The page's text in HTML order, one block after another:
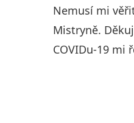
Nemusí mi
Mistryně.
COVIDu-19 mi